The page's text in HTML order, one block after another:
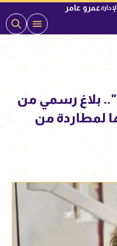
عمرو عامر
بلاغ رسمي من
لمطاردة من